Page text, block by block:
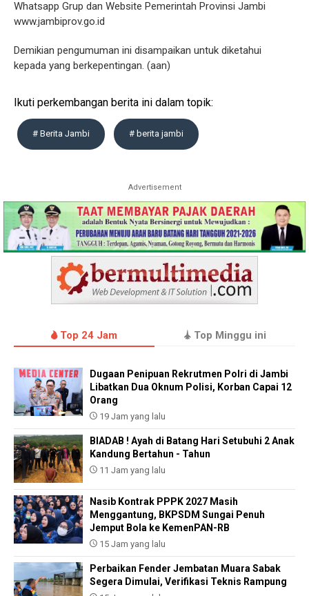
Whatsapp Grup dan Website Pemerintah Provinsi Jambi
www.jambiprov.go.id
Demikian pengumuman ini disampaikan untuk diketahui
kepada yang berkepentingan. (aan)
Ikuti perkembangan berita ini dalam topik:
# Berita Jambi # berita jambi
Advertisement
Top 24 Jam Top Minggu ini
Dugaan Penipuan Rekrutmen Polri di Jambi
Libatkan Dua Oknum Polisi, Korban Capai 12
Orang
19 Jam yang lalu
BIADAB ! Ayah di Batang Hari Setubuhi 2 Anak
Kandung Bertahun - Tahun
11 Jam yang lalu
Nasib Kontrak PPPK 2027 Masih
Menggantung, BKPSDM Sungai Penuh
Jemput Bola ke KemenPAN-RB
15 Jam yang lalu
Perbaikan Fender Jembatan Muara Sabak
Segera Dimulai, Verifikasi Teknis Rampung